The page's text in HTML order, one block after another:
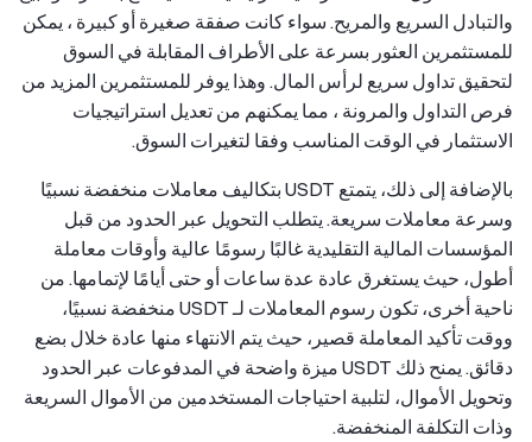
والتبادل السريع والمريح. سواء كانت صفقة صغيرة أو كبيرة ، يمكن
للمستثمرين العثور بسرعة على الأطراف المقابلة في السوق
لتحقيق تداول سريع لرأس المال. وهذا يوفر للمستثمرين المزيد من
فرص التداول والمرونة ، مما يمكنهم من تعديل استراتيجيات
الاستثمار في الوقت المناسب وفقا لتغيرات السوق.
بالإضافة إلى ذلك، يتمتع USDT بتكاليف معاملات منخفضة نسبيًا
وسرعة معاملات سريعة. يتطلب التحويل عبر الحدود من قبل
المؤسسات المالية التقليدية غالبًا رسومًا عالية وأوقات معاملة
أطول، حيث يستغرق عادة عدة ساعات أو حتى أيامًا لإتمامها. من
ناحية أخرى، تكون رسوم المعاملات لـ USDT منخفضة نسبيًا،
ووقت تأكيد المعاملة قصير، حيث يتم الانتهاء منها عادة خلال بضع
دقائق. يمنح ذلك USDT ميزة واضحة في المدفوعات عبر الحدود
وتحويل الأموال، لتلبية احتياجات المستخدمين من الأموال السريعة
وذات التكلفة المنخفضة.